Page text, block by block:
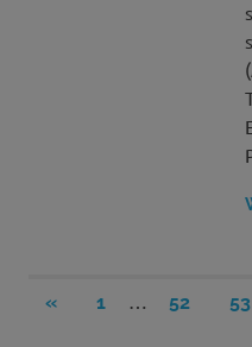
«VORHERIGE
1 52 53